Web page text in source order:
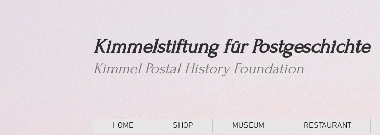
Kimmelstiftung für Postgeschichte
Kimmel Postal History Foundation
HOME SHOP MUSEUM RESTAURANT